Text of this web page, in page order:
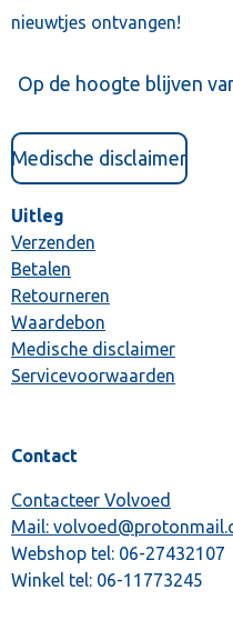
nieuwtjes ontvangen!
Op de hoogte blijven
Medische disclaimer
Uitleg
Verzenden
Betalen
Retourneren
Waardebon
Medische disclaimer
Servicevoorwaarden
Contact
Contacteer Volvoed
Mail:
Webshop tel: 06-27432107
Winkel tel: 06-11773245